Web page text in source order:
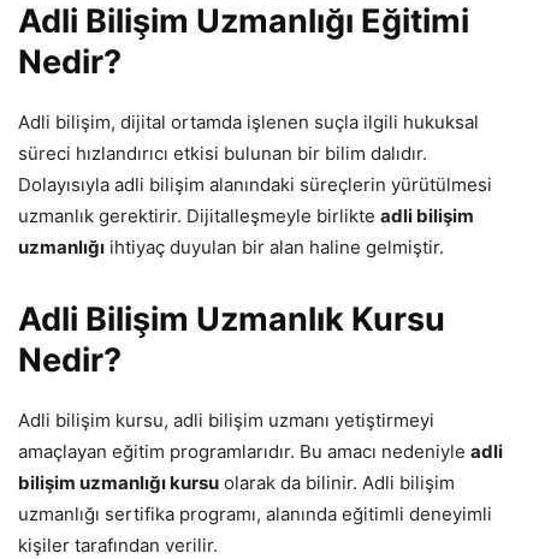
Adli Bilişim Uzmanlığı Eğitimi
Nedir?
Adli bilişim, dijital ortamda işlenen suçla ilgili hukuksal
süreci hızlandırıcı etkisi bulunan bir bilim dalıdır.
Dolayısıyla adli bilişim alanındaki süreçlerin yürütülmesi
uzmanlık gerektirir. Dijitalleşmeyle birlikte adli bilişim
uzmanlığı ihtiyaç duyulan bir alan haline gelmiştir.
Adli Bilişim Uzmanlık Kursu
Nedir?
Adli bilişim kursu, adli bilişim uzmanı yetiştirmeyi
amaçlayan eğitim programlarıdır. Bu amacı nedeniyle adli
bilişim uzmanlığı kursu olarak da bilinir. Adli bilişim
uzmanlığı sertifika programı, alanında eğitimli deneyimli
kişiler tarafından verilir.